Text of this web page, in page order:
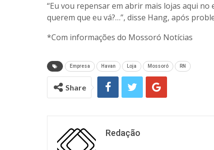
“Eu vou repensar em abrir mais lojas aqui
querem que eu vá?…”, disse Hang, após
*Com informações do Mossoró Notícias
Empresa Havan Loja Mossoró RN
Share
Redação